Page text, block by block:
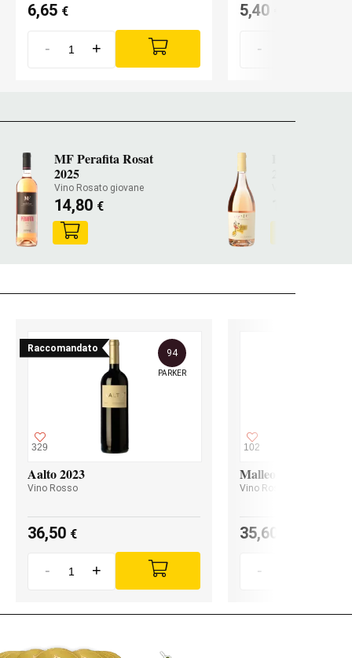
6,65 €
- +
5,40
-
MF Perafita Rosat
2025
Vino Rosato giovane
14,80 €
Raccomandato
329
94
PARKER
Aalto 2023
Vino Rosso
36,50 €
- +
102
Malleolus 2023
Vino Rosso
35,60
-